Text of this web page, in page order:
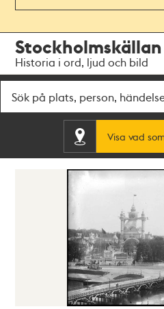
navigationen
huvudinnehållet
Stockholmskällan
Historia i ord, ljud och bild
Visa vad